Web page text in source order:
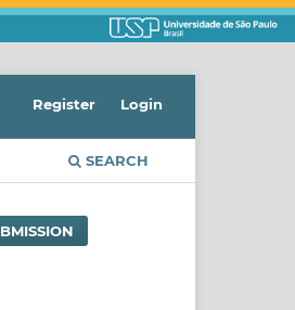
SEARCH
Register Login